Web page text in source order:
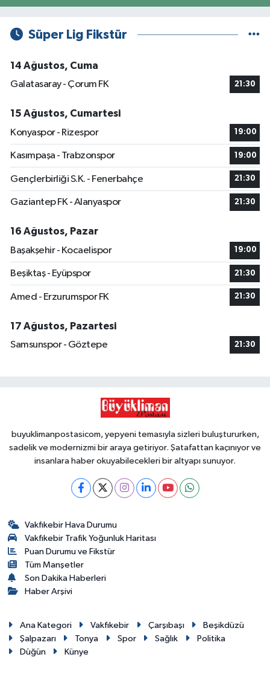
Süper Lig Fikstür
14 Ağustos, Cuma
Galatasaray - Çorum FK
21:30
15 Ağustos, Cumartesi
Konyaspor - Rizespor
19:00
Kasımpaşa - Trabzonspor 19:00
Gençlerbirliği S.K. - Fenerbahçe 21:30
Gaziantep FK - Alanyaspor 21:30
16 Ağustos, Pazar
Başakşehir - Kocaelispor
19:00
Beşiktaş - Eyüpspor 21:30
Amed - Erzurumspor FK 21:30
17 Ağustos, Pazartesi
Samsunspor - Göztepe
21:30
buyuklimanpostasicom, yepyeni temasıyla sizleri buluştururken,
sadelik ve modernizmi bir araya getiriyor. Şatafattan kaçınıyor ve
insanlara haber okuyabilecekleri bir altyapı sunuyor.
Vakfıkebir Hava Durumu
Vakfıkebir Trafik Yoğunluk Haritası
Puan Durumu ve Fikstür
Tüm Manşetler
Son Dakika Haberleri
Haber Arşivi
Ana Kategori Vakfıkebir Çarşıbaşı
Beşikdüzü
Şalpazarı
Tonya Spor Sağlık
Politika
Düğün
Künye